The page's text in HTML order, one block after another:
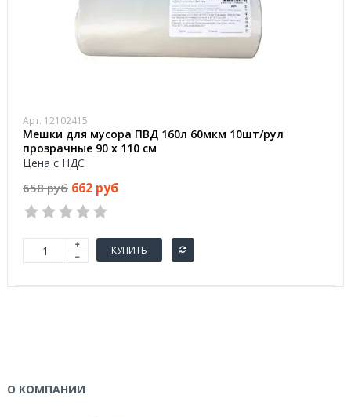
Арт. 12102415
Мешки для мусора ПВД 160л 60мкм 10шт/рул
прозрачные 90 x 110 см
Цена с НДС
658 руб 662 руб
КУПИТЬ
О КОМПАНИИ